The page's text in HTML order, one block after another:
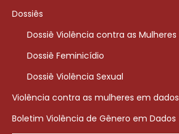
Dossiês
Dossiê Violência contra as Mulheres
Dossiê Feminicídio
Dossiê Violência Sexual
Violência contra as mulheres em dados
Boletim Violência de Gênero em Dados